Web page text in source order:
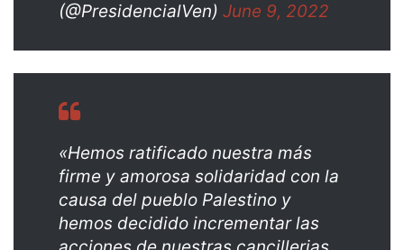
(@PresidencialVen) June 9, 2022
«Hemos ratificado nuestra más
firme y amorosa solidaridad con la
causa del pueblo Palestino y
hemos decidido incrementar las